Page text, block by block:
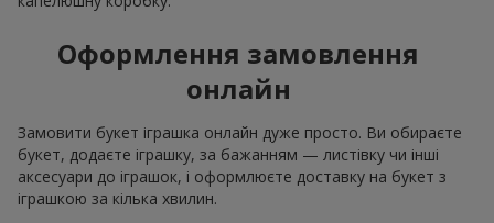
Оформлення замовлення
онлайн
Замовити букет іграшка онлайн дуже просто. Ви обираєте
букет, додаєте іграшку, за бажанням — листівку чи інші
аксесуари до іграшок, і оформлюєте доставку на букет з
іграшкою за кілька хвилин.